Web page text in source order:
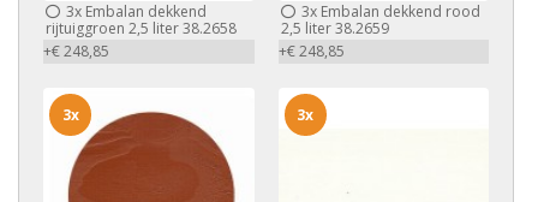
3x Embalan dekkend
rijtuiggroen 2,5 liter 38.2658
+€ 248,85
3xEmbalan dekkend rood
2,5 liter 38.2659
+€ 248,85
3x 3x